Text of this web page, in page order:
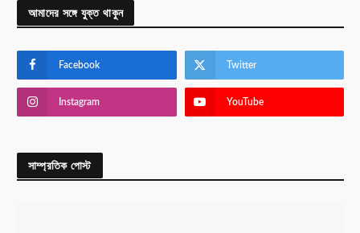
আমাদের সঙ্গে যুক্ত থাকুন
Facebook Twitter
Instagram YouTube
সাম্প্রতিক পোস্ট